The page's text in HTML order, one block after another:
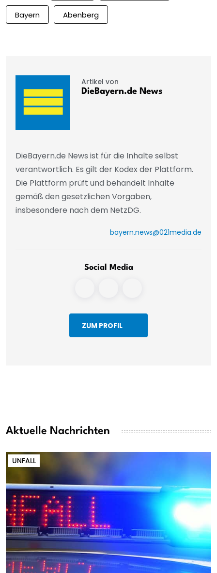
Bayern Abenberg
Artikel von
DieBayern.de News
DieBayern.de News ist für die Inhalte selbst
verantwortlich. Es gilt der Kodex der Plattform.
Die Plattform prüft und behandelt Inhalte
gemäß den gesetzlichen Vorgaben,
insbesondere nach dem NetzDG.
bayern.news@021media.de
Social Media
ZUM PROFIL
Aktuelle Nachrichten
UNFALL